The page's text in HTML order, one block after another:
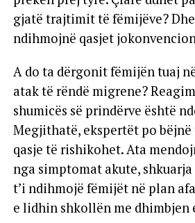
gjatë trajtimit të fëmijëve?
ndihmojnë qasjet
A do ta dërgonit fëmijën tuaj
atak të rëndë migrene?
shumicës së prindërve është
Megjithatë, ekspertët po
qasje të rishikohet. Ata
nga simptomat akute,
t’i ndihmojë fëmijët në plan
e lidhin shkollën me dhimbjen